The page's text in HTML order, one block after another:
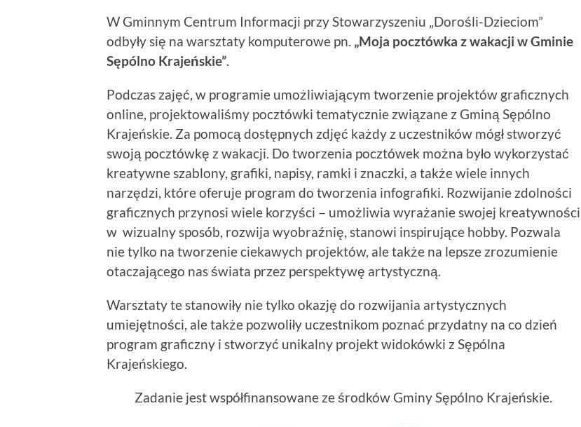
W Gminnym Centrum Informacji przy Stowarzyszeniu „Dorośli-Dzieciom”
odbyły się na warsztaty komputerowe pn. „Moja pocztówka z wakacji w Gminie
Sępólno Krajeńskie”.
Podczas zajęć, w programie umożliwiającym tworzenie projektów graficznych
online, projektowaliśmy pocztówki tematycznie związane z Gminą Sępólno
Krajeńskie. Za pomocą dostępnych zdjęć każdy z uczestników mógł stworzyć
swoją pocztówkę z wakacji. Do tworzenia pocztówek można było wykorzystać
kreatywne szablony, grafiki, napisy, ramki i znaczki, a także wiele innych
narzędzi, które oferuje program do tworzenia infografiki. Rozwijanie zdolności
graficznych przynosi wiele korzyści – umożliwia wyrażanie swojej kreatywności
w wizualny sposób, rozwija wyobraźnię, stanowi inspirujące hobby. Pozwala
nie tylko na tworzenie ciekawych projektów, ale także na lepsze zrozumienie
otaczającego nas świata przez perspektywę artystyczną.
Warsztaty te stanowiły nie tylko okazję do rozwijania artystycznych
umiejętności, ale także pozwoliły uczestnikom poznać przydatny na co dzień
program graficzny i stworzyć unikalny projekt widokówki z Sępólna
Krajeńskiego.
Zadanie jest współfinansowane ze środków Gminy Sępólno Krajeńskie.